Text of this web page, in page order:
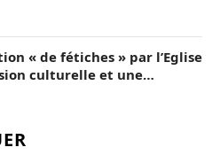
« de fétiches » par l’Eglise
culturelle et une